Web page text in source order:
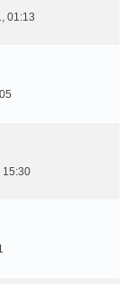
01:13
15:30